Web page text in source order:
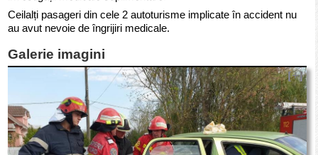
Ceilalți pasageri din cele 2 autoturisme implicate în accident nu
au avut nevoie de îngrijiri medicale.
Galerie imagini